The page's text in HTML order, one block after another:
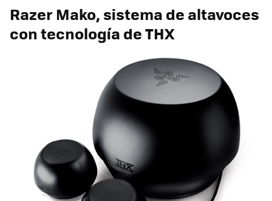
Razer Mako, sistema de altavoces
con tecnología de THX